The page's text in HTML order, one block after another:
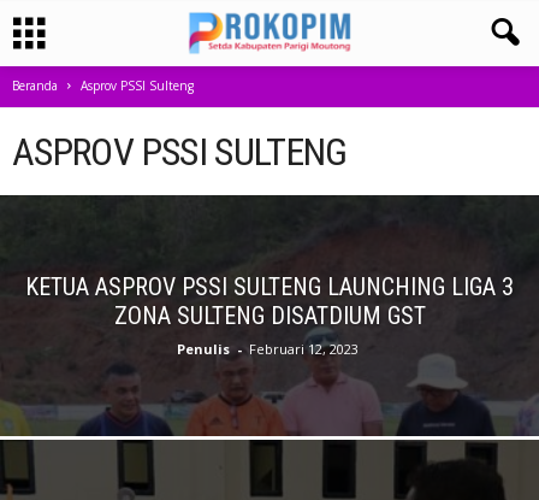
Beranda Asprov PSSI Sulteng
ASPROV PSSI SULTENG
KETUA ASPROV PSSI SULTENG LAUNCHING LIGA 3
ZONA SULTENG DISATDIUM GST
Penulis - Februari 12, 2023